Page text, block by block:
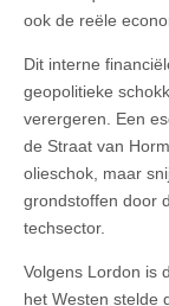
ook de reële
Dit interne
geopolitieke
verergeren. Een
de Straat van
olieschok, maar
grondstoffen door
techsector.
Volgens Lordon is
het Westen stelde